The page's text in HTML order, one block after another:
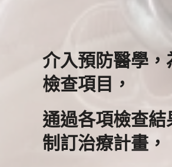
介入預防醫學
檢查項目，
通過各項檢查
制訂治療計畫，